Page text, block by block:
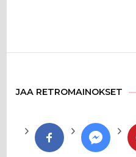
JAA RETROMAINOKSET